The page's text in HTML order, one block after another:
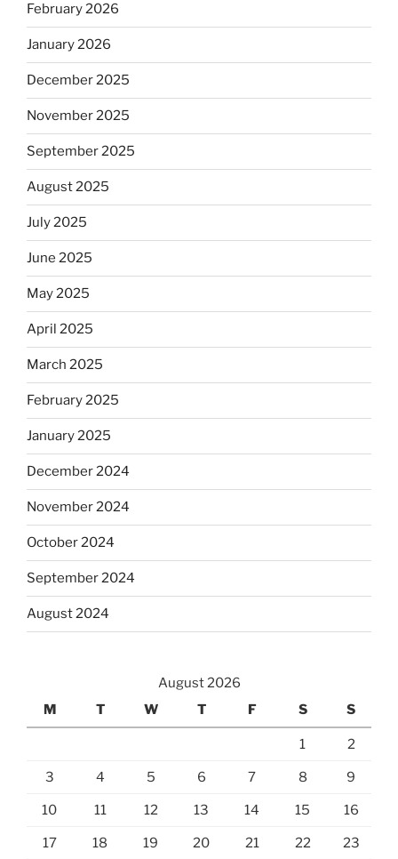
February 2026
January 2026
December 2025
November 2025
September 2025
August 2025
July 2025
June 2025
May 2025
April 2025
March 2025
February 2025
January 2025
December 2024
November 2024
October 2024
September 2024
August 2024
August 2026
M
T W T F S S
1 2
3 4 5 6 7 8 9
10 11 12 13 14 15 16
17 18 19 20 21 22 23